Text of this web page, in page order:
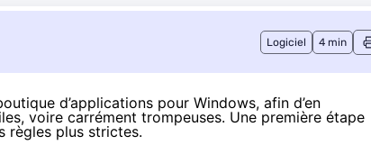
Logiciel 4 min
d’applications pour Windows, afin d’en
voire carrément trompeuses. Une première étape
règles plus strictes.